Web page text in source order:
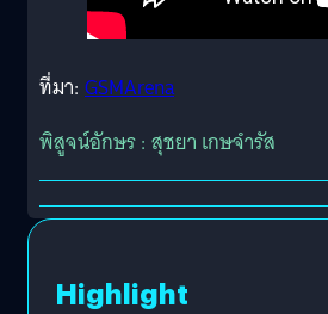
ที่มา: GSMArena
พิสูจน์อักษร : สุชยา เกษจำรัส
Highlight